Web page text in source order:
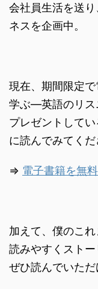
会社員生活を送
ネスを企画中。
現在、期間限定
学ぶ―英語のリス
プレゼントして
に読んでみてくだ
⇒ 電子書籍を無
加えて、僕のこ
読みやすくストー
ぜひ読んでいただ